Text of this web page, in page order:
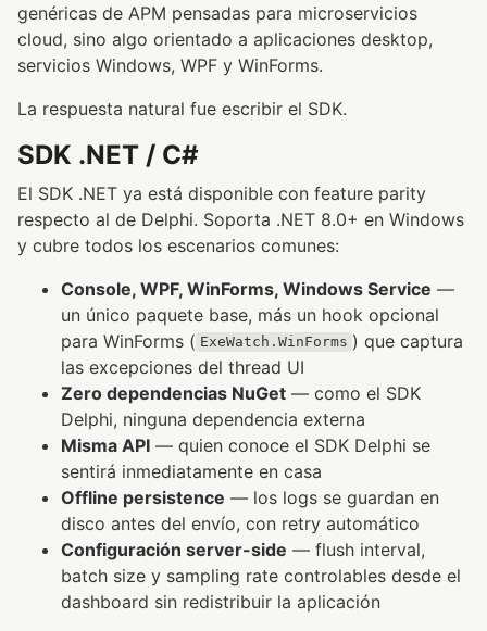
genéricas de APM pensadas para microservicios
cloud, sino algo orientado a aplicaciones desktop,
servicios Windows, WPF y WinForms.
La respuesta natural fue escribir el SDK.
SDK .NET / C#
El SDK .NET ya está disponible con feature parity
respecto al de Delphi. Soporta .NET 8.0+ en Windows
y cubre todos los escenarios comunes:
Console, WPF, WinForms, Windows Service —
un único paquete base, más un hook opcional
para WinForms ( ExeWatch.WinForms ) que captura
las excepciones del thread UI
Zero dependencias NuGet — como el SDK
Delphi, ninguna dependencia externa
Misma API — quien conoce el SDK Delphi se
sentirá inmediatamente en casa
Offline persistence — los logs se guardan en
disco antes del envío, con retry automático
Configuración server-side — flush interval,
batch size y sampling rate controlables desde el
dashboard sin redistribuir la aplicación